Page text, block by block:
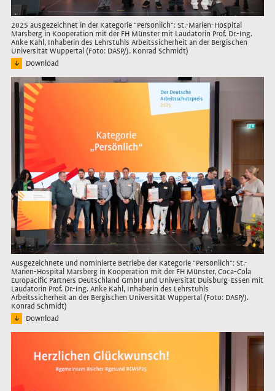
2025 ausgezeichnet in der Kategorie "Persönlich": St.-Marien-Hospital
Marsberg in Kooperation mit der FH Münster mit Laudatorin Prof. Dr.-Ing.
Anke Kahl, Inhaberin des Lehrstuhls Arbeitssicherheit an der Bergischen
Universität Wuppertal (Foto: DASP/J. Konrad Schmidt)
Download
Link öffnet das Bild in Lightbox
Ausgezeichnete und nominierte Betriebe der Kategorie "Persönlich": St.-
Marien-Hospital Marsberg in Kooperation mit der FH Münster, Coca-Cola
Europacific Partners Deutschland GmbH und Universität Duisburg-Essen mit
Laudatorin Prof. Dr.-Ing. Anke Kahl, Inhaberin des Lehrstuhls
Arbeitssicherheit an der Bergischen Universität Wuppertal (Foto: DASP/J.
Konrad Schmidt)
Download